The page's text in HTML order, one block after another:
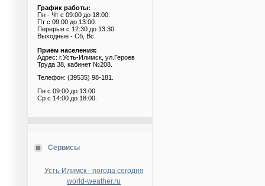
График работы:
Пн - Чт с 09:00 до 18:00.
Пт с 09:00 до 13:00.
Перерыв с 12:30 до 13:30.
Выходные - Сб, Вс.
Приём населения:
Адрес: г.Усть-Илимск, ул.Героев
Труда 38, кабинет №208.
Телефон: (39535) 98-181.
Пн с 09:00 до 13:00.
Ср с 14:00 до 18:00.
Сервисы
Усть-Илимск - погода сегодня
world-weather.ru